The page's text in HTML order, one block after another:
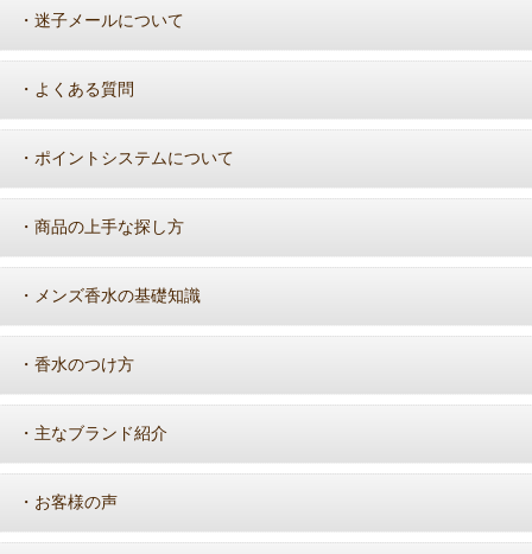
・ 迷子メールについて
・ よくある質問
・ ポイントシステムについて
・ 商品の上手な探し方
・ メンズ香水の基礎知識
・ 香水のつけ方
・ 主なブランド紹介
・ お客様の声